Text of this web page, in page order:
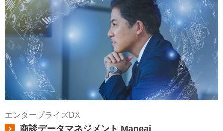
エンタープライズDX
商談データマネジメント Maneai